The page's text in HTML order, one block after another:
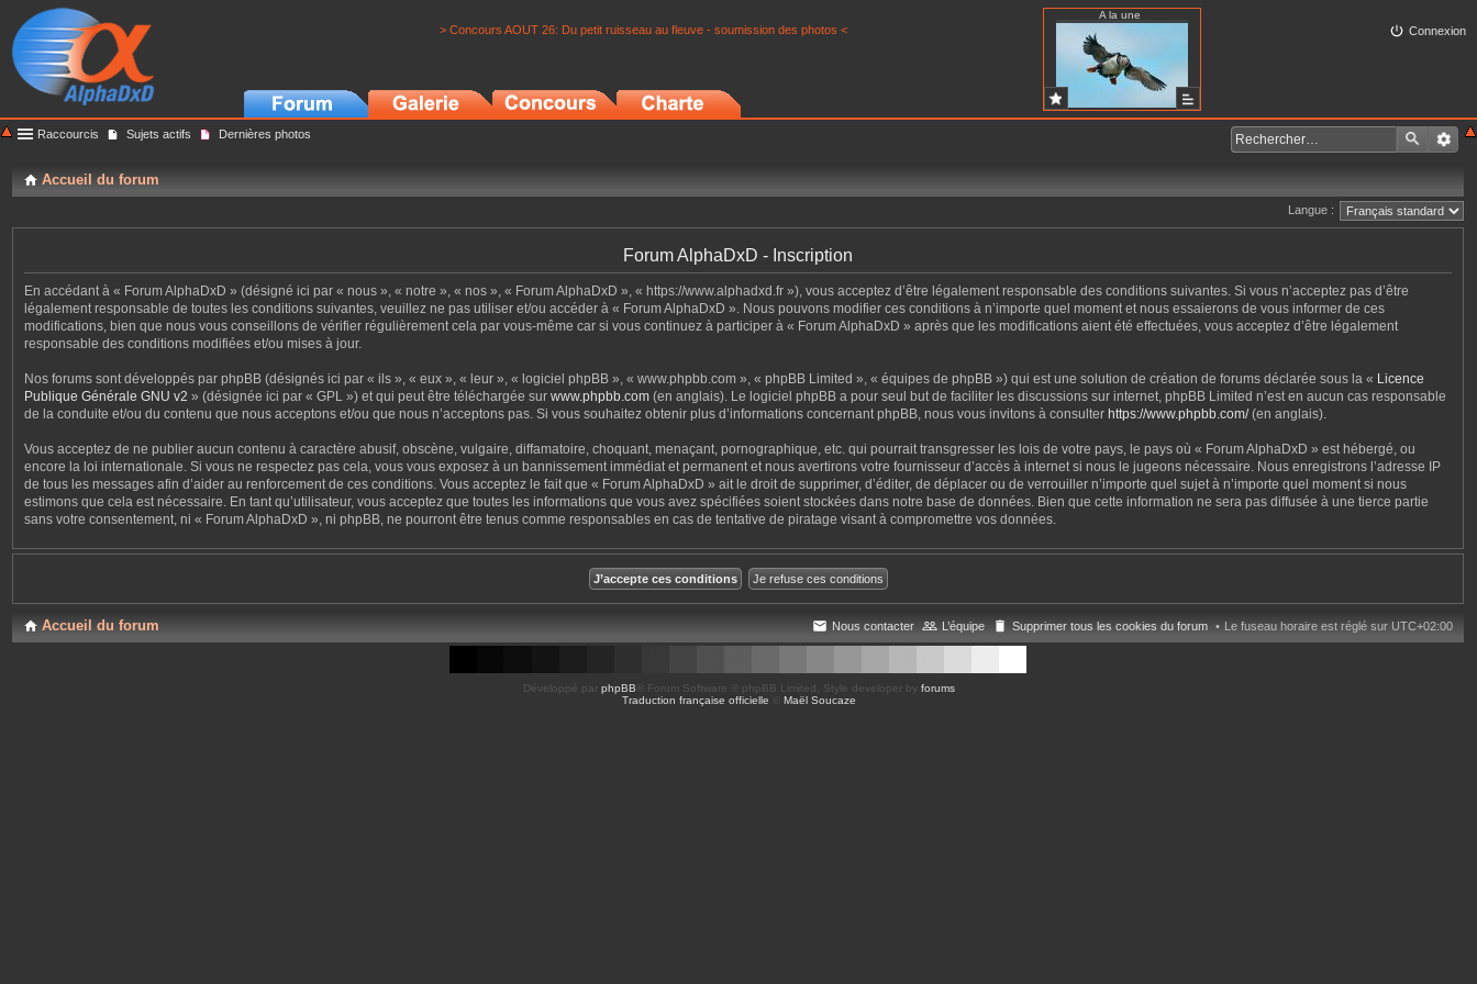
> Concours AOUT 26: Du petit ruisseau au fleuve - soumission des photos <
A la une
Connexion
Raccourcis Sujets actifs Dernières photos
Accueil du forum
Langue :
Forum AlphaDxD - Inscription
En accédant à « Forum AlphaDxD » (désigné ici par « nous », « notre », « nos », « Forum AlphaDxD », « https://www.alphadxd.fr »), vous acceptez d’être légalement responsable des conditions suivantes. Si vous n’acceptez pas d’être
légalement responsable de toutes les conditions suivantes, veuillez ne pas utiliser et/ou accéder à « Forum AlphaDxD ». Nous pouvons modifier ces conditions à n’importe quel moment et nous essaierons de vous informer de ces
modifications, bien que nous vous conseillons de vérifier régulièrement cela par vous-même car si vous continuez à participer à « Forum AlphaDxD » après que les modifications aient été effectuées, vous acceptez d’être légalement
responsable des conditions modifiées et/ou mises à jour.
Nos forums sont développés par phpBB (désignés ici par « ils », « eux », « leur », « logiciel phpBB », « www.phpbb.com », « phpBB Limited », « équipes de phpBB ») qui est une solution de création de forums déclarée sous la « Licence
Publique Générale GNU v2 » (désignée ici par « GPL ») et qui peut être téléchargée sur www.phpbb.com (en anglais). Le logiciel phpBB a pour seul but de faciliter les discussions sur internet, phpBB Limited n’est en aucun cas responsable
de la conduite et/ou du contenu que nous acceptons et/ou que nous n’acceptons pas. Si vous souhaitez obtenir plus d’informations concernant phpBB, nous vous invitons à consulter https://www.phpbb.com/(en anglais).
Vous acceptez de ne publier aucun contenu à caractère abusif, obscène, vulgaire, diffamatoire, choquant, menaçant, pornographique, etc. qui pourrait transgresser les lois de votre pays, le pays où « Forum AlphaDxD » est hébergé, ou
encore la loi internationale. Si vous ne respectez pas cela, vous vous exposez à un bannissement immédiat et permanent et nous avertirons votre fournisseur d’accès à internet si nous le jugeons nécessaire. Nous enregistrons l’adresse IP
de tous les messages afin d’aider au renforcement de ces conditions. Vous acceptez le fait que « Forum AlphaDxD » ait le droit de supprimer, d’éditer, de déplacer ou de verrouiller n’importe quel sujet à n’importe quel moment si nous
estimons que cela est nécessaire. En tant qu’utilisateur, vous acceptez que toutes les informations que vous avez spécifiées soient stockées dans notre base de données. Bien que cette information ne sera pas diffusée à une tierce partie
sans votre consentement, ni « Forum AlphaDxD », ni phpBB, ne pourront être tenus comme responsables en cas de tentative de piratage visant à compromettre vos données.
Accueil du forum Le fuseau horaire est réglé sur UTC+02:00
Supprimer tous les cookies du forum
L’équipe
Nous contacter
Développé par phpBB ® Forum Software © phpBB Limited , Style developer by forums
Traduction française officielle
Maël Soucaze